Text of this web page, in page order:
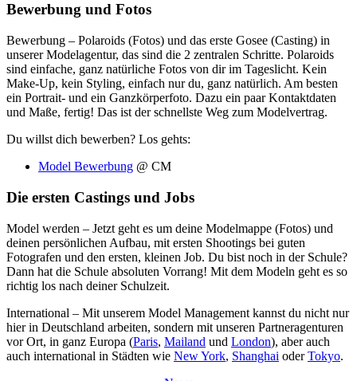
Bewerbung und Fotos
Bewerbung – Polaroids (Fotos) und das erste Gosee (Casting) in
unserer Modelagentur, das sind die 2 zentralen Schritte. Polaroids
sind einfache, ganz natürliche Fotos von dir im Tageslicht. Kein
Make-Up, kein Styling, einfach nur du, ganz natürlich. Am besten
ein Portrait- und ein Ganzkörperfoto. Dazu ein paar Kontaktdaten
und Maße, fertig! Das ist der schnellste Weg zum Modelvertrag.
Du willst dich bewerben? Los gehts:
Model Bewerbung @ CM
Die ersten Castings und Jobs
Model werden – Jetzt geht es um deine Modelmappe (Fotos) und
deinen persönlichen Aufbau, mit ersten Shootings bei guten
Fotografen und den ersten, kleinen Job. Du bist noch in der Schule?
Dann hat die Schule absoluten Vorrang! Mit dem Modeln geht es so
richtig los nach deiner Schulzeit.
International – Mit unserem Model Management kannst du nicht nur
hier in Deutschland arbeiten, sondern mit unseren Partneragenturen
vor Ort, in ganz Europa (Paris, Mailand und London), aber auch
auch international in Städten wie New York, Shanghai oderTokyo.